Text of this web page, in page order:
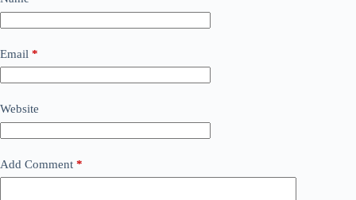
Email *
Website
Add Comment *